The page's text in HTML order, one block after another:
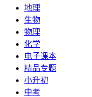
地理
生物
物理
化学
电子课本
精品专题
小升初
中考